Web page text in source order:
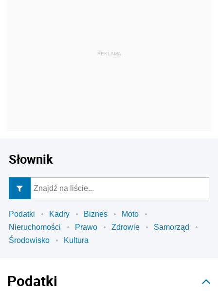
Słownik
Podatki Kadry Biznes
Moto
Nieruchomości
Prawo Zdrowie
Samorząd
Środowisko
Kultura
Podatki